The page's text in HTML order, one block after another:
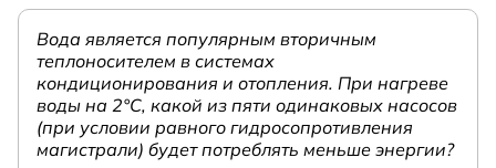
Вода является популярным вторичным
теплоносителем в системах
кондиционирования и отопления. При нагреве
воды на 2°С, какой из пяти одинаковых насосов
(при условии равного гидросопротивления
магистрали) будет потреблять меньше энергии?